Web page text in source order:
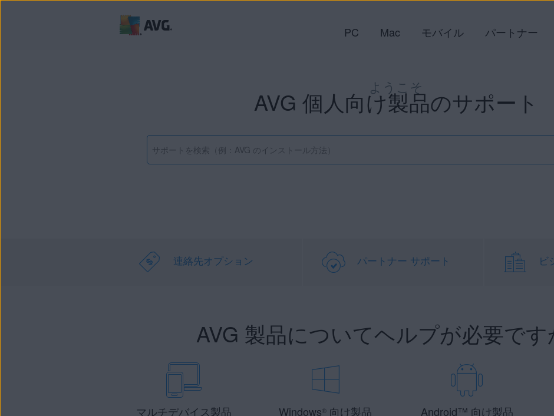
PC Mac モバイル パートナー
ようこそ
AVG 個人向け製品のサポート
連絡先オプション パートナー サポート ビ
AVG 製品についてヘルプが必要です
マルチデバイス製品 Windows® 向け製品 Android™ 向け製品